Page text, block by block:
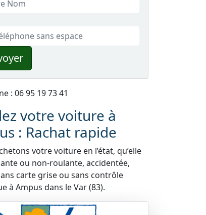
: 06 95 19 73 41
votre voiture à
: Rachat rapide
votre voiture en l’état, qu’elle
ou non-roulante, accidentée,
carte grise ou sans contrôle
à Ampus dans le Var (83).